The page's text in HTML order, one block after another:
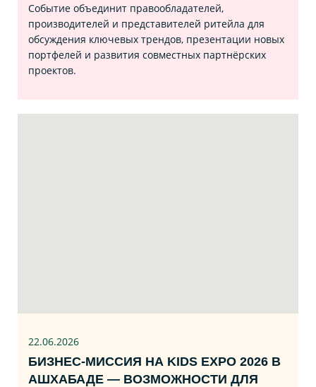
Событие объединит правообладателей,
производителей и представителей ритейла для
обсуждения ключевых трендов, презентации новых
портфелей и развития совместных партнёрских
проектов.
22.06.2026
БИЗНЕС‑МИССИЯ НА KIDS EXPO 2026 В
АШХАБАДЕ — ВОЗМОЖНОСТИ ДЛЯ